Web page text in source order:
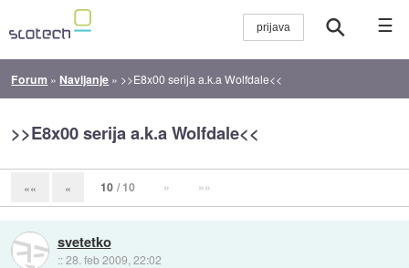
☰
Forum » Navijanje » >>E8x00 serija a.k.a Wolfdale<<
>>E8x00 serija a.k.a Wolfdale<<
«« « 10 / 10 » »»
svetetko
::28. feb 2009, 22:02